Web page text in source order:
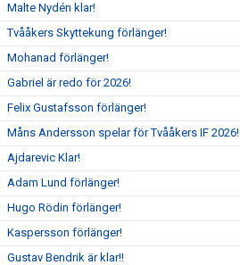
Malte Nydén klar!
Tvååkers Skyttekung förlänger!
Mohanad förlänger!
Gabriel är redo för 2026!
Felix Gustafsson förlänger!
Måns Andersson spelar för Tvååkers IF 2026!
Ajdarevic Klar!
Adam Lund förlänger!
Hugo Rödin förlänger!
Kaspersson förlänger!
Gustav Bendrik är klar!!